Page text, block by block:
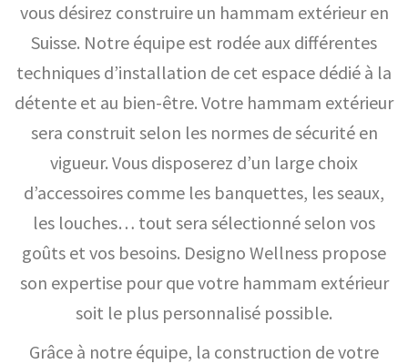
vous désirez construire un hammam extérieur en
Suisse. Notre équipe est rodée aux différentes
techniques d’installation de cet espace dédié à la
détente et au bien-être. Votre hammam extérieur
sera construit selon les normes de sécurité en
vigueur. Vous disposerez d’un large choix
d’accessoires comme les banquettes, les seaux,
les louches… tout sera sélectionné selon vos
goûts et vos besoins. Designo Wellness propose
son expertise pour que votre hammam extérieur
soit le plus personnalisé possible.
Grâce à notre équipe, la construction de votre